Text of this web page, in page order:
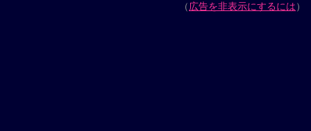
（広告を非表示にするには）